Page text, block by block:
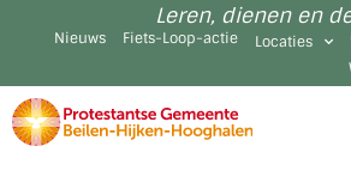
Leren, dienen en
Nieuws Fiets-Loop-actie Locaties